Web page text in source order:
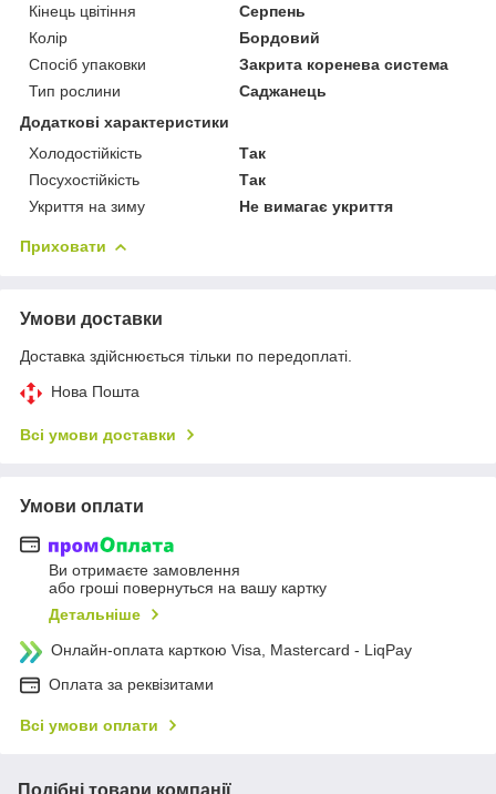
Кінець цвітіння
Серпень
Колір
Бордовий
Спосіб упаковки
Закрита коренева система
Тип рослини
Саджанець
Додаткові характеристики
Холодостійкість
Так
Посухостійкість
Так
Укриття на зиму
Не вимагає укриття
Приховати
Умови доставки
Доставка здійснюється тільки по передоплаті.
Нова Пошта
Всі умови доставки
Умови оплати
Ви отримаєте замовлення
або гроші повернуться на вашу картку
Детальніше
Онлайн-оплата карткою Visa, Mastercard - LiqPay
Оплата за реквізитами
Всі умови оплати